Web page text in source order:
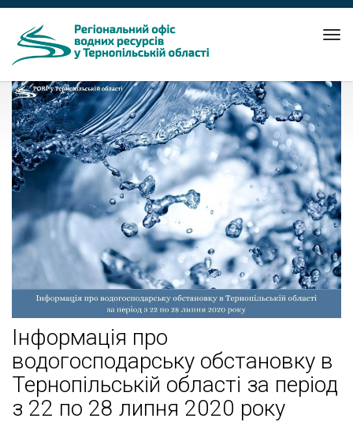
Інформація про
водогосподарську обстановку в
Тернопільській області за період
з 22 по 28 липня 2020 року